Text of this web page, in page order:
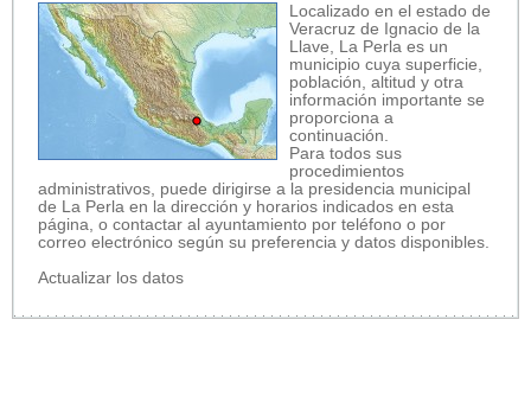
Localizado en el estado de
Veracruz de Ignacio de la
Llave, La Perla es un
municipio cuya superficie,
población, altitud y otra
información importante se
proporciona a
continuación.
Para todos sus
procedimientos
administrativos, puede dirigirse a la presidencia municipal
de La Perla en la dirección y horarios indicados en esta
página, o contactar al ayuntamiento por teléfono o por
correo electrónico según su preferencia y datos disponibles.
Actualizar los datos